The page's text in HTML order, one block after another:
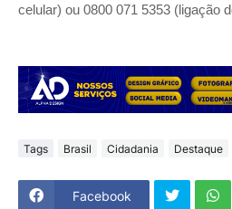
celular) ou 0800 071 5353 (ligação
Tags Brasil Cidadania Destaque
Facebook